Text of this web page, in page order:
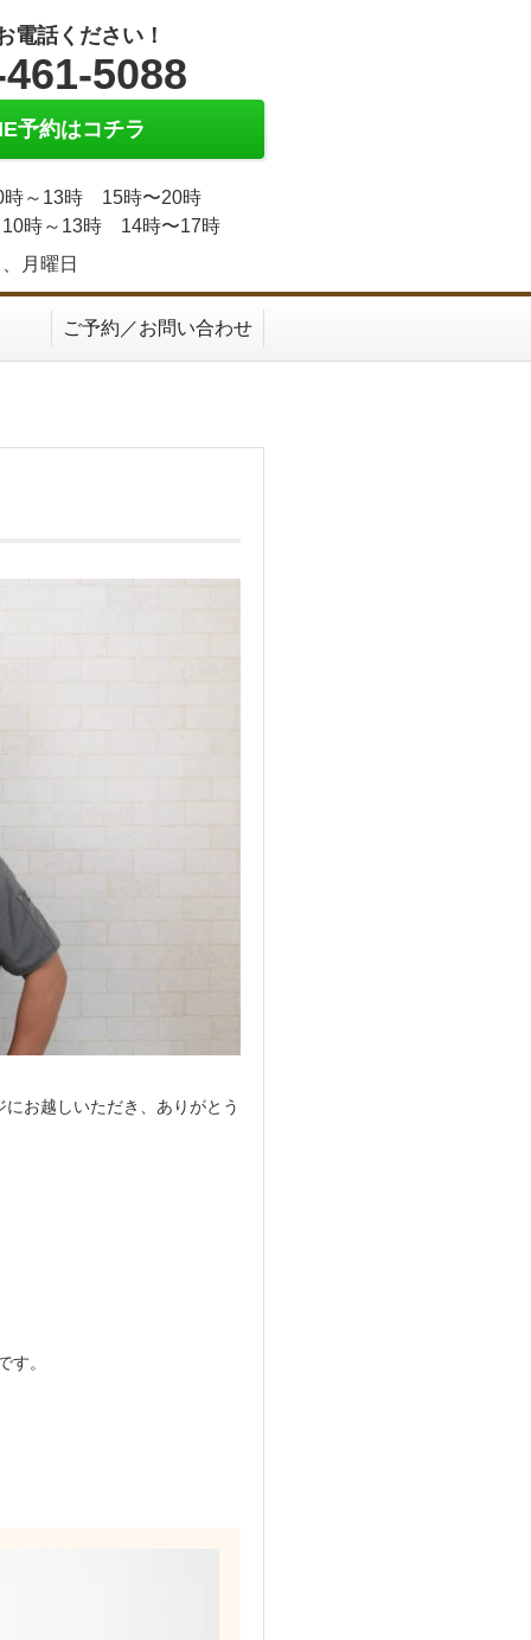
電話ください！
5088
予約はコチラ
時～13時 15時〜20時
10時～13時 14時〜17時
月曜日
ご予約／お問い合わせ
お越しいただき、ありがとう
す。